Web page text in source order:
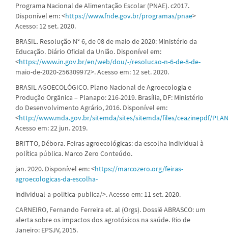
Programa Nacional de Alimentação Escolar (PNAE). c2017.
Disponível em: <https://www.fnde.gov.br/programas/pnae>
Acesso: 12 set. 2020.
BRASIL. Resolução N° 6, de 08 de maio de 2020: Ministério da
Educação. Diário Oficial da União. Disponível em:
<https://www.in.gov.br/en/web/dou/-/resolucao-n-6-de-8-de-
maio-de-2020-256309972>. Acesso em: 12 set. 2020.
BRASIL AGOECOLÓGICO. Plano Nacional de Agroecologia e
Produção Orgânica – Planapo: 216-2019. Brasília, DF: Ministério
do Desenvolvimento Agrário, 2016. Disponível em:
<http://www.mda.gov.br/sitemda/sites/sitemda/files/ceazinepdf/
Acesso em: 22 jun. 2019.
BRITTO, Débora. Feiras agroecológicas: da escolha individual à
política pública. Marco Zero Conteúdo.
jan. 2020. Disponível em: <https://marcozero.org/feiras-
agroecologicas-da-escolha-
individual-a-politica-publica/>. Acesso em: 11 set. 2020.
CARNEIRO, Fernando Ferreira et. al (Orgs). Dossiê ABRASCO: um
alerta sobre os impactos dos agrotóxicos na saúde. Rio de
Janeiro: EPSJV, 2015.